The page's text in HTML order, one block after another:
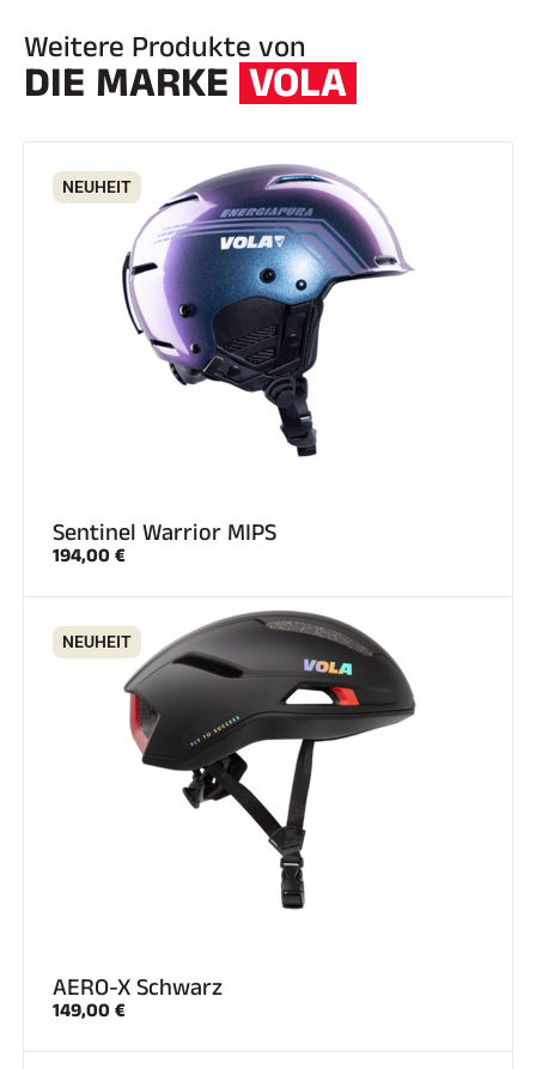
Weitere Produkte von
DIE MARKE VOLA
NEUHEIT
Sentinel Warrior MIPS
194,00 €
NEUHEIT
AERO-X Schwarz
149,00 €